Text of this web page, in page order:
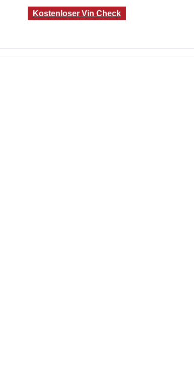
Kostenloser Vin Check